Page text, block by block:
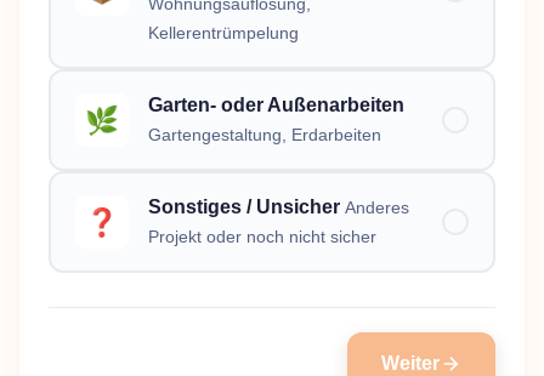
Wohnungsauflösung,
Kellerentrümpelung
🌿 Garten- oder Außenarbeiten
Gartengestaltung, Erdarbeiten
❓ Sonstiges / Unsicher Anderes
Projekt oder noch nicht sicher
Weiter